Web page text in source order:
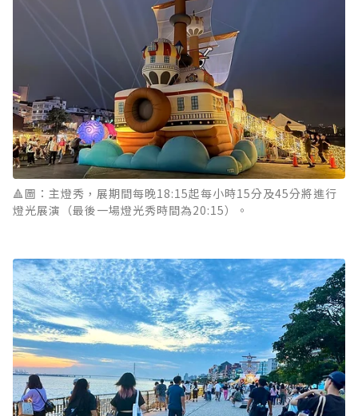
🔺圖：主燈秀，展期間每晚18:15起每小時15分及45分將進行
燈光展演（最後一場燈光秀時間為20:15）。